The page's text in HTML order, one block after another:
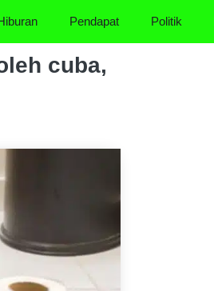
Pendapat Politik
cuba,